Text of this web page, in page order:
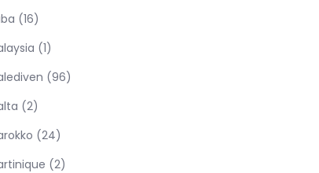
(16)
(1)
(96)
(2)
(24)
(2)